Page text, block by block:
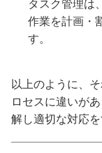
タスク管理は
作業を計画・
す。
以上のように、
ロセスに違いが
解し適切な対応